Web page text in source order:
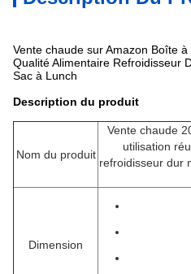
Vente chaude sur Amazon Boîte
Qualité Alimentaire Refroidisseur
Sac à Lunch
Description du produit
Nom du produit
Vente chaude
utilisation
refroidisseur dur
Dimension